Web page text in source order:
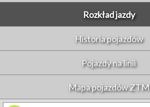
Rozkład jazdy
Historia pojazdów
Pojazdy na linii
Mapa pojazdów ZTM